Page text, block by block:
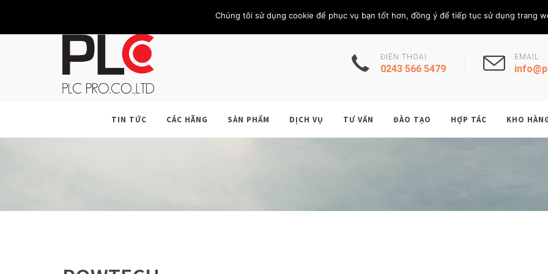
KHÁCH HÀNG LIÊN HỆ THÀNH VIÊN Thứ Sáu, 7/8/
ĐIỆN THOẠI
0243 566 5479
EMAIL
TIN TỨC CÁC HÃNG SẢN PHẨM DỊCH VỤ TƯ VẤN ĐÀO TẠO HỢP TÁC KHO
Chúng tôi sử dụng cookie để phục vụ bạn tốt hơn, đồng ý để tiếp tục sử dụng trang